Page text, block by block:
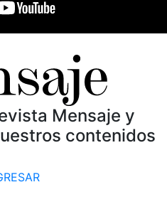
Mensaje y
contenidos